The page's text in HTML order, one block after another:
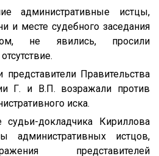
административные истцы,
и месте судебного заседания
не явились, просили
Правительства
Г. и В.П. возражали против
иска.
докладчика Кириллова
административных истцов,
представителей